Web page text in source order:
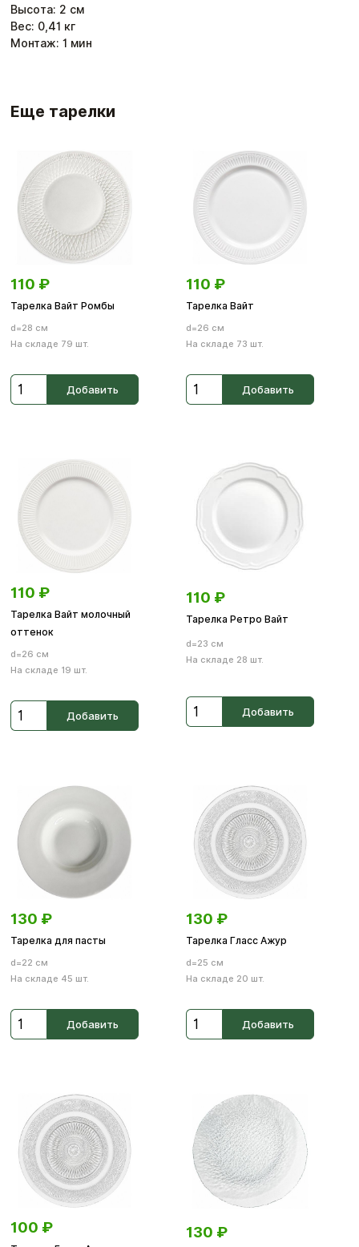
Высота: 2 см
Вес: 0,41 кг
Монтаж: 1 мин
Еще тарелки
110 ₽
Тарелка Вайт Ромбы
d=28 см
На складе 79 шт.
Добавить
110 ₽
Тарелка Вайт
d=26 см
На складе 73 шт.
Добавить
110 ₽
Тарелка Вайт молочный
оттенок
d=26 см
На складе 19 шт.
Добавить
110 ₽
Тарелка Ретро Вайт
d=23 см
На складе 28 шт.
Добавить
130 ₽
Тарелка для пасты
d=22 см
На складе 45 шт.
Добавить
130 ₽
Тарелка Гласс Ажур
d=25 см
На складе 20 шт.
Добавить
100 ₽ 130 ₽